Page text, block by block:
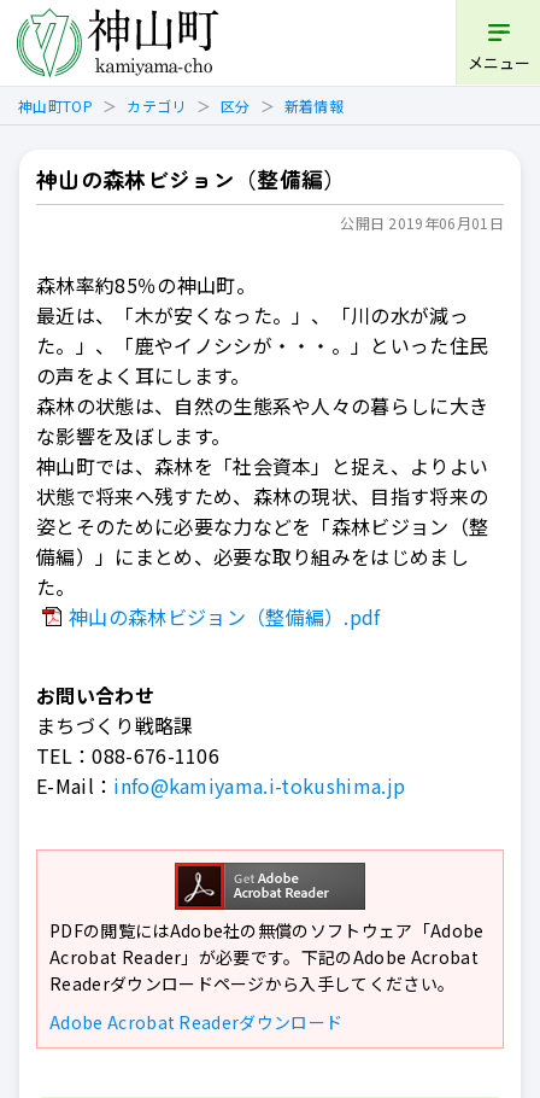
メニュー
神山町TOP カテゴリ 区分 新着情報
神山の森林ビジョン（整備編）
公開日 2019年06月01日
森林率約85％の神山町。
最近は、「木が安くなった。」、「川の水が減っ
た。」、「鹿やイノシシが・・・。」といった住民
の声をよく耳にします。
森林の状態は、自然の生態系や人々の暮らしに大き
な影響を及ぼします。
神山町では、森林を「社会資本」と捉え、よりよい
状態で将来へ残すため、森林の現状、目指す将来の
姿とそのために必要な力などを「森林ビジョン（整
備編）」にまとめ、必要な取り組みをはじめまし
た。
神山の森林ビジョン（整備編）.pdf
お問い合わせ
まちづくり戦略課
TEL：088-676-1106
E-Mail： info@kamiyama.i-tokushima.jp
PDFの閲覧にはAdobe社の無償のソフトウェア「Adobe
Acrobat Reader」が必要です。下記のAdobe Acrobat
Readerダウンロードページから入手してください。
Adobe Acrobat Readerダウンロード